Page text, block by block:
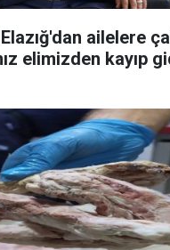
ailelere
elimizden kayıp